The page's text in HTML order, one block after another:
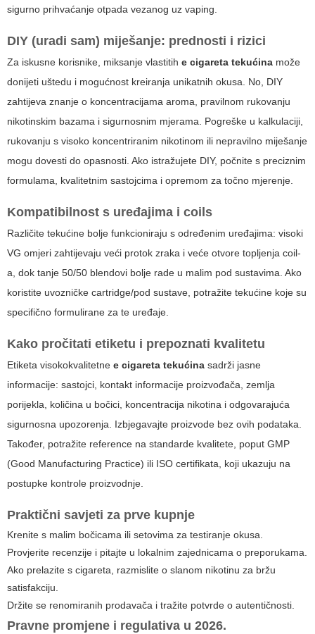
sigurno prihvaćanje otpada vezanog uz vaping.
DIY (uradi sam) miješanje: prednosti i rizici
Za iskusne korisnike, miksanje vlastitih e cigareta tekućina može
donijeti uštedu i mogućnost kreiranja unikatnih okusa. No, DIY
zahtijeva znanje o koncentracijama aroma, pravilnom rukovanju
nikotinskim bazama i sigurnosnim mjerama. Pogreške u kalkulaciji,
rukovanju s visoko koncentriranim nikotinom ili nepravilno miješanje
mogu dovesti do opasnosti. Ako istražujete DIY, počnite s preciznim
formulama, kvalitetnim sastojcima i opremom za točno mjerenje.
Kompatibilnost s uređajima i coils
Različite tekućine bolje funkcioniraju s određenim uređajima: visoki
VG omjeri zahtijevaju veći protok zraka i veće otvore topljenja coil-
a, dok tanje 50/50 blendovi bolje rade u malim pod sustavima. Ako
koristite uvozničke cartridge/pod sustave, potražite tekućine koje su
specifično formulirane za te uređaje.
Kako pročitati etiketu i prepoznati kvalitetu
Etiketa visokokvalitetne e cigareta tekućina sadrži jasne
informacije: sastojci, kontakt informacije proizvođača, zemlja
porijekla, količina u bočici, koncentracija nikotina i odgovarajuća
sigurnosna upozorenja. Izbjegavajte proizvode bez ovih podataka.
Također, potražite reference na standarde kvalitete, poput GMP
(Good Manufacturing Practice) ili ISO certifikata, koji ukazuju na
postupke kontrole proizvodnje.
Praktični savjeti za prve kupnje
Krenite s malim bočicama ili setovima za testiranje okusa.
Provjerite recenzije i pitajte u lokalnim zajednicama o preporukama.
Ako prelazite s cigareta, razmislite o slanom nikotinu za bržu
satisfakciju.
Držite se renomiranih prodavača i tražite potvrde o autentičnosti.
Pravne promjene i regulativa u 2026.